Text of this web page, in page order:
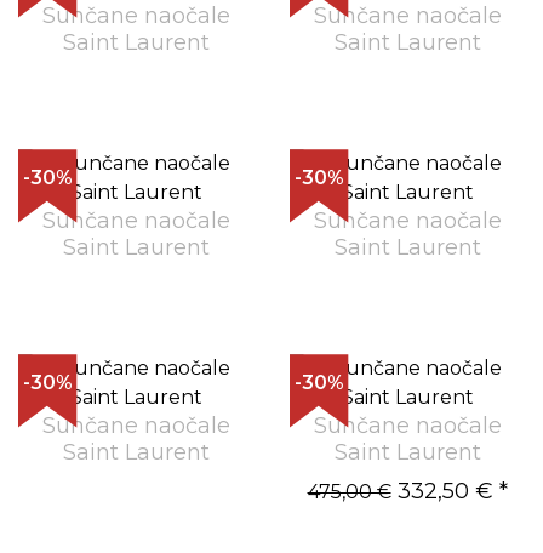
Sunčane naočale
Saint Laurent
Sunčane naočale
Saint Laurent
-30%
Sunčane naočale
Saint Laurent
-30%
Sunčane naočale
Saint Laurent
-30%
Sunčane naočale
Saint Laurent
-30%
Sunčane naočale
Saint Laurent
475,00 €332,50 € *